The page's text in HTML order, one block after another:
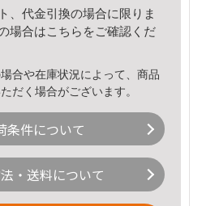
、代金引換の場合に限りま
場合はこちら をご確認くだ
合や在庫状況によって、商品
だく場合がございます。
条件について
・送料について